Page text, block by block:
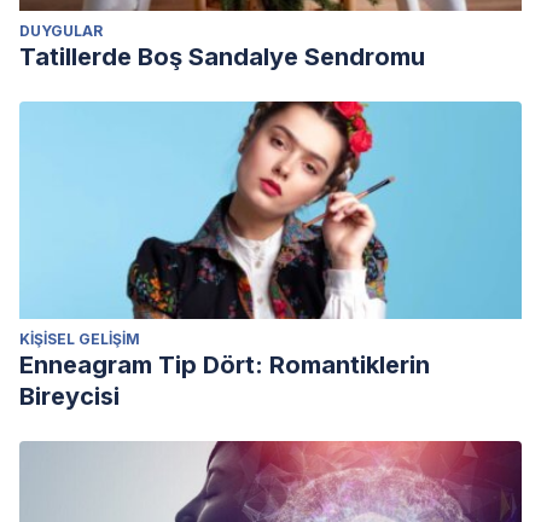
DUYGULAR
Tatillerde Boş Sandalye Sendromu
KIŞISEL GELIŞIM
Enneagram Tip Dört: Romantiklerin
Bireycisi